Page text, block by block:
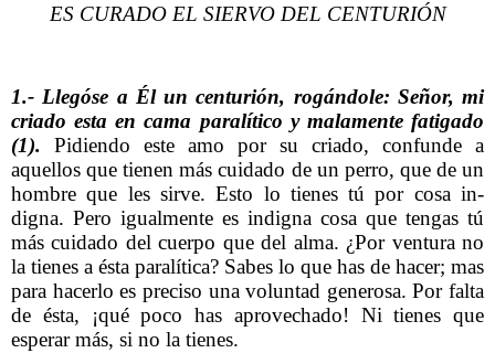
ES CURADO EL SIERVO DEL CENTURIÓN
1.- Llegóse a Él un centurión, rogándole: Señor, mi
criado esta en cama paralítico y malamente fatigado
(1). Pidiendo este amo por su criado, confunde a
aquellos que tienen más cuidado de un perro, que de un
hombre que les sirve. Esto lo tienes tú por cosa in­
digna. Pero igualmente es indigna cosa que tengas tú
más cuidado del cuerpo que del alma. ¿Por ventura no
la tienes a ésta paralítica? Sabes lo que has de hacer; mas
para hacerlo es preciso una voluntad generosa. Por falta
de ésta, ¡qué poco has aprovechado! Ni tienes que
esperar más, si no la tienes.